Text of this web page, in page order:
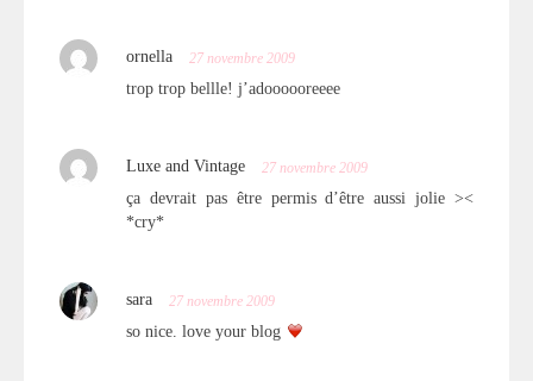
ornella 27 novembre 2009
trop trop bellle! j’adoooooreeee
Luxe and Vintage 27 novembre 2009
ça devrait pas être permis d’être aussi jolie ><
*cry*
sara 27 novembre 2009
so nice. love your blog